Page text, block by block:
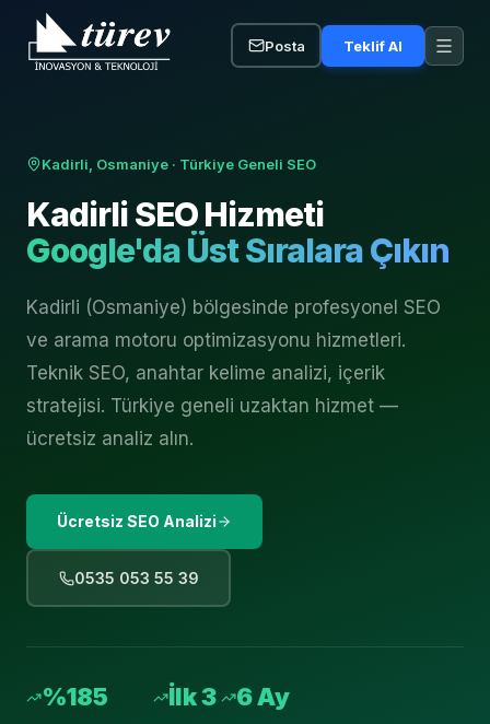
Posta Teklif Al
Kadirli, Osmaniye · Türkiye Geneli SEO
KadirliSEO Hizmeti
Google'da Üst Sıralara Çıkın
Kadirli (Osmaniye) bölgesinde profesyonel SEO
ve arama motoru optimizasyonu hizmetleri.
Teknik SEO, anahtar kelime analizi, içerik
stratejisi. Türkiye geneli uzaktan hizmet —
ücretsiz analiz alın.
Ücretsiz SEO Analizi
0535 053 55 39
%185 İlk 3 6 Ay